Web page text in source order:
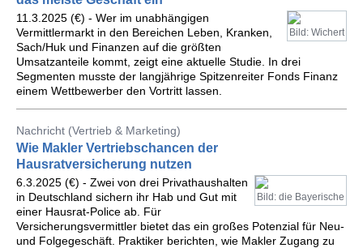
Bild: Wichert
11.3.2025 (€) - Wer im unabhängigen
Vermittlermarkt in den Bereichen Leben, Kranken,
Sach/Huk und Finanzen auf die größten
Umsatzanteile kommt, zeigt eine aktuelle Studie. In drei
Segmenten musste der langjährige Spitzenreiter Fonds Finanz
einem Wettbewerber den Vortritt lassen.
Nachricht (Vertrieb & Marketing)
Wie Makler Vertriebschancen der
Hausratversicherung nutzen
Bild: die Bayerische
6.3.2025 (€) - Zwei von drei Privathaushalten
in Deutschland sichern ihr Hab und Gut mit
einer Hausrat-Police ab. Für
Versicherungsvermittler bietet das ein großes Potenzial für Neu-
und Folgegeschäft. Praktiker berichten, wie Makler Zugang zu